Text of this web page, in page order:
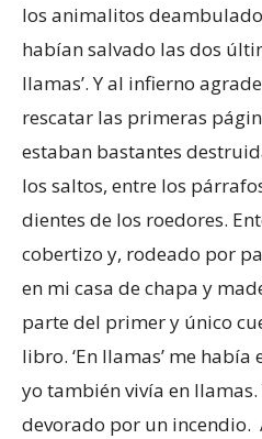
los animalitos
habían salvado las dos
llamas’. Y al infierno
rescatar las primeras
estaban bastantes
los saltos, entre los
dientes de los roedores.
cobertizo y, rodeado por
en mi casa de chapa y
parte del primer y único
libro. ‘En llamas’ me
yo también vivía en
devorado por un incendio.